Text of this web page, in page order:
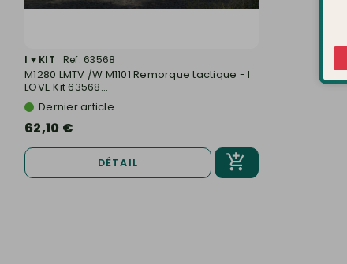
I ♥ KIT Ref. 63568
M1280 LMTV /W M1101 Remorque tactique - I
LOVE Kit 63568...
Dernier article
62,10 €
DÉTAIL